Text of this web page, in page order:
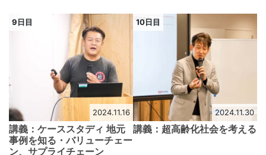
9日目
2024.11.16
講義：ケーススタディ 地元
事例を知る・バリューチェー
ン、サプライチェーン
10日目
2024.11.30
講義：超高齢化社会を考える